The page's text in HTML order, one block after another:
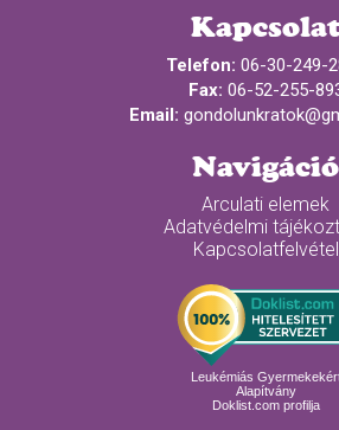
Telefon: 06-30-249-
Fax: 06-52-255-
Email:
Navigáció
Arculati elemek
Adatvédelmi
Kapcsolatfelvétel
Leukémiás
Alapítvány
Doklist.com profilja